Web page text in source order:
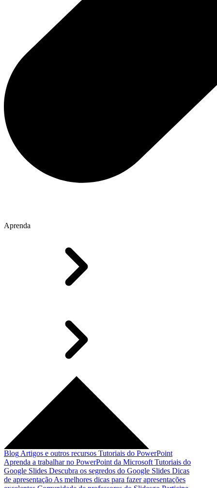
Aprenda
Blog Artigos e outros recursos Tutoriais do PowerPoint
Aprenda a trabalhar no PowerPoint da Microsoft Tutoriais do
Google Slides Descubra os segredos do Google Slides Dicas
de apresentação As melhores dicas para fazer apresentações